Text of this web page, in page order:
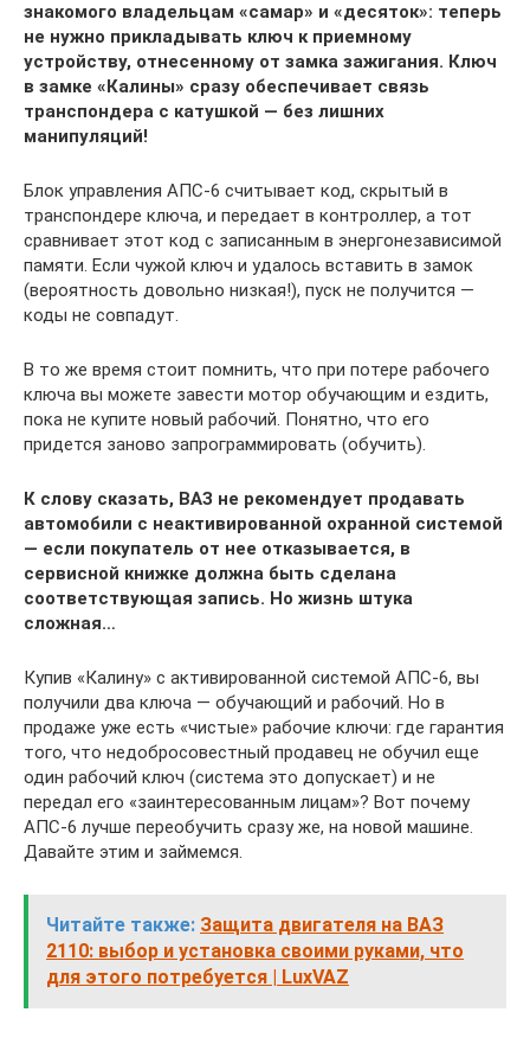
знакомого владельцам «самар» и «десяток»: теперь
не нужно прикладывать ключ к приемному
устройству, отнесенному от замка зажигания. Ключ
в замке «Калины» сразу обеспечивает связь
транспондера с катушкой — без лишних
манипуляций!
Блок управления АПС-6 считывает код, скрытый в
транспондере ключа, и передает в контроллер, а тот
сравнивает этот код с записанным в энергонезависимой
памяти. Если чужой ключ и удалось вставить в замок
(вероятность довольно низкая!), пуск не получится —
коды не совпадут.
В то же время стоит помнить, что при потере рабочего
ключа вы можете завести мотор обучающим и ездить,
пока не купите новый рабочий. Понятно, что его
придется заново запрограммировать (обучить).
К слову сказать, ВАЗ не рекомендует продавать
автомобили с неактивированной охранной системой
— если покупатель от нее отказывается, в
сервисной книжке должна быть сделана
соответствующая запись. Но жизнь штука
сложная…
Купив «Калину» с активированной системой АПС-6, вы
получили два ключа — обучающий и рабочий. Но в
продаже уже есть «чистые» рабочие ключи: где гарантия
того, что недобросовестный продавец не обучил еще
один рабочий ключ (система это допускает) и не
передал его «заинтересованным лицам»? Вот почему
АПС-6 лучше переобучить сразу же, на новой машине.
Давайте этим и займемся.
Читайте также: Защита двигателя на ВАЗ
2110: выбор и установка своими руками, что
для этого потребуется | LuxVAZ